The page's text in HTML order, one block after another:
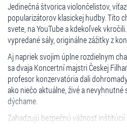
Jedinečná štvorica violončelistov,
popularizátorov klasickej hudby. Títo
svete, na YouTube a kdekoľvek
vypredané sály, originálne zážitky z
Aj napriek svojim úplne rozdielnym
sa dvaja Koncertní majstri Českej
profesor konzervatória dali
ako niečo aktuálne, živé a
dýchame.
Zahadzujú bezpečnú vážnosť